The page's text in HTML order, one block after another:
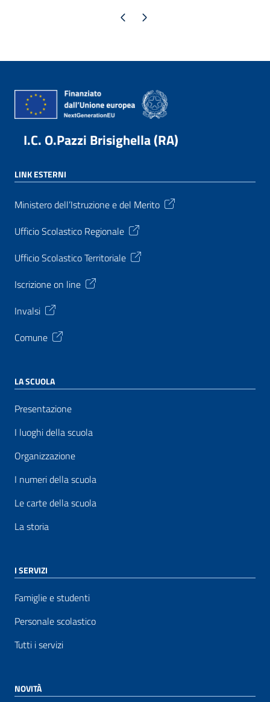
Pagina precedente
Pagina successiva
I.C. O.Pazzi Brisighella (RA)
LINK ESTERNI
Ministero dell’Istruzione e del Merito
Ufficio Scolastico Regionale
Ufficio Scolastico Territoriale
Iscrizione on line
Invalsi
Comune
LA SCUOLA
Presentazione
I luoghi della scuola
Organizzazione
I numeri della scuola
Le carte della scuola
La storia
I SERVIZI
Famiglie e studenti
Personale scolastico
Tutti i servizi
NOVITÀ